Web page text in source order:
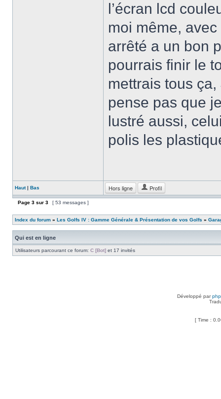
l’écran lcd
moi même,
arrêté a un bon
pourrais finir le
mettrais tous
pense pas que
lustré aussi,
polis les
Haut| Bas Hors ligne Profil
Page 3 sur 3 [ 53 messages ]
Index du forum » Les Golfs IV : Gamme Générale & Présentation de vos Golfs »
Qui est en ligne
Utilisateurs parcourant ce forum: C [Bot] et 17 invités
Développé par
[ Time :